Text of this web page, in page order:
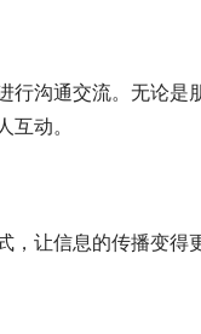
行沟通交流。无论
动。
让信息的传播变得